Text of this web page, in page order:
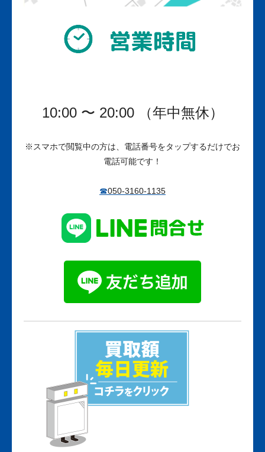
10:00 〜 20:00 （年中無休）
※スマホで閲覧中の方は、電話番号をタップするだけでお
電話可能です！
☎050-3160-1135